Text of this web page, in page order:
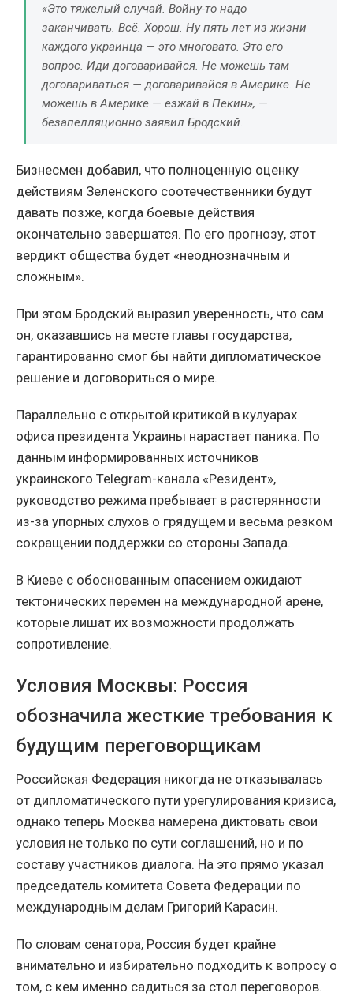
«Это тяжелый случай. Войну-то надо
заканчивать. Всё. Хорош. Ну пять лет из жизни
каждого украинца — это многовато. Это его
вопрос. Иди договаривайся. Не можешь там
договариваться — договаривайся в Америке. Не
можешь в Америке — езжай в Пекин», —
безапелляционно заявил Бродский.
Бизнесмен добавил, что полноценную оценку
действиям Зеленского соотечественники будут
давать позже, когда боевые действия
окончательно завершатся. По его прогнозу, этот
вердикт общества будет «неоднозначным и
сложным».
При этом Бродский выразил уверенность, что сам
он, оказавшись на месте главы государства,
гарантированно смог бы найти дипломатическое
решение и договориться о мире.
Параллельно с открытой критикой в кулуарах
офиса президента Украины нарастает паника. По
данным информированных источников
украинского Telegram-канала «Резидент»,
руководство режима пребывает в растерянности
из-за упорных слухов о грядущем и весьма резком
сокращении поддержки со стороны Запада.
В Киеве с обоснованным опасением ожидают
тектонических перемен на международной арене,
которые лишат их возможности продолжать
сопротивление.
Условия Москвы: Россия
обозначила жесткие требования к
будущим переговорщикам
Российская Федерация никогда не отказывалась
от дипломатического пути урегулирования кризиса,
однако теперь Москва намерена диктовать свои
условия не только по сути соглашений, но и по
составу участников диалога. На это прямо указал
председатель комитета Совета Федерации по
международным делам Григорий Карасин.
По словам сенатора, Россия будет крайне
внимательно и избирательно подходить к вопросу о
том, с кем именно садиться за стол переговоров.